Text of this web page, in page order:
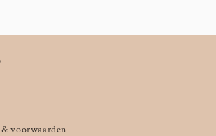
voorwaarden